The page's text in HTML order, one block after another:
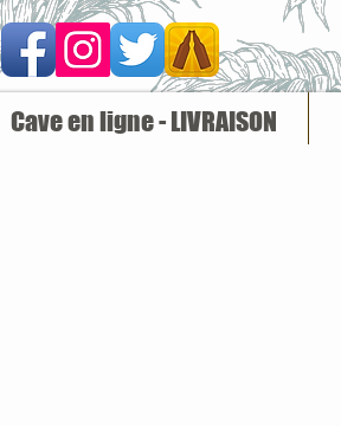
Cave en ligne - LIVRAISON